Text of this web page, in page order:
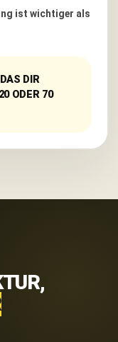
ist wichtiger als
DIR
ODER 70